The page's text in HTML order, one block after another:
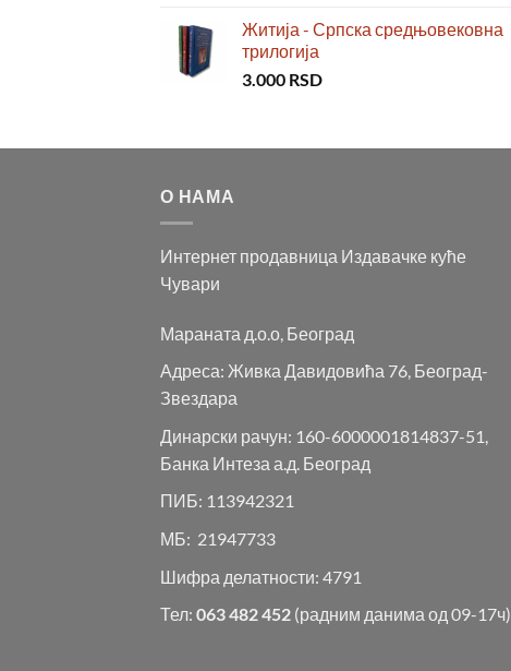
Житија - Српска средњовековна
трилогија
3.000 RSD
О НАМА
Интернет продавница Издавачке куће
Чувари
Мараната д.о.о, Београд
Адреса: Живка Давидовића 76, Београд-
Звездара
Динарски рачун: 160-6000001814837-51,
Банка Интеза а.д. Београд
ПИБ: 113942321
МБ: 21947733
Шифра делатности: 4791
Тел: 063 482 452 (радним данима од 09-17ч)